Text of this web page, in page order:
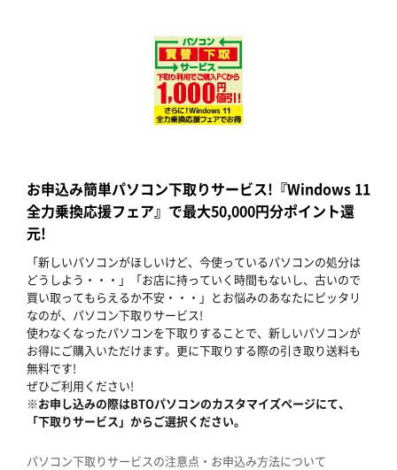
お申込み簡単パソコン下取りサービス!『Windows 11
全力乗換応援フェア』で最大50,000円分ポイント還
元!
「新しいパソコンがほしいけど、今使っているパソコンの処分は
どうしよう・・・」「お店に持っていく時間もないし、古いので
買い取ってもらえるか不安・・・」とお悩みのあなたにピッタリ
なのが、パソコン下取りサービス!
使わなくなったパソコンを下取りすることで、新しいパソコンが
お得にご購入いただけます。更に下取りする際の引き取り送料も
無料です!
ぜひご利用ください!
※お申し込みの際はBTOパソコンのカスタマイズページにて、
「下取りサービス」からご選択ください。
パソコン下取りサービスの注意点・お申込み方法について